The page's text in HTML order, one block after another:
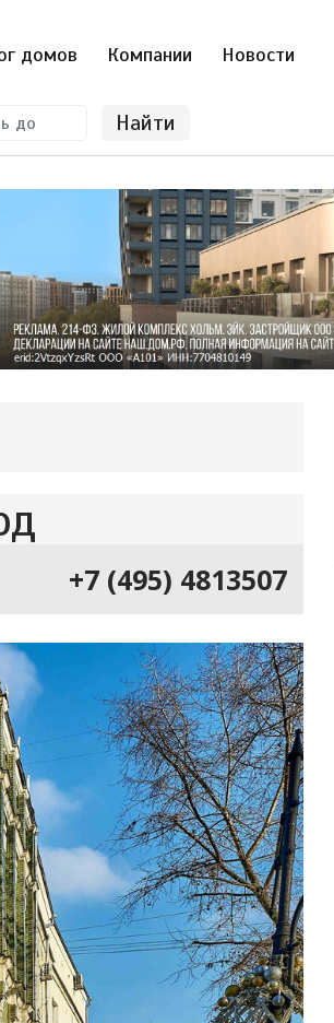
домов Компании Новости
Найти
+7 (495) 4813507